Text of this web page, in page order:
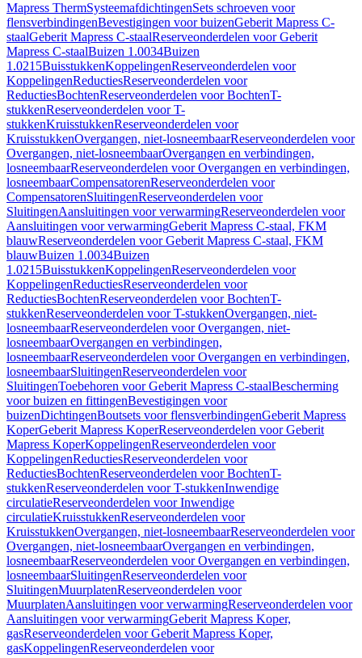
Mapress ThermSysteemafdichtingenSets schroeven voor
flensverbindingenBevestigingen voor buizenGeberit Mapress C-
staalGeberit Mapress C-staalReserveonderdelen voor Geberit
Mapress C-staalBuizen 1.0034Buizen
1.0215BuisstukkenKoppelingenReserveonderdelen voor
KoppelingenReductiesReserveonderdelen voor
ReductiesBochtenReserveonderdelen voor BochtenT-
stukkenReserveonderdelen voor T-
stukkenKruisstukkenReserveonderdelen voor
KruisstukkenOvergangen, niet-losneembaarReserveonderdelen voor
Overgangen, niet-losneembaarOvergangen en verbindingen,
losneembaarReserveonderdelen voor Overgangen en verbindingen,
losneembaarCompensatorenReserveonderdelen voor
CompensatorenSluitingenReserveonderdelen voor
SluitingenAansluitingen voor verwarmingReserveonderdelen voor
Aansluitingen voor verwarmingGeberit Mapress C-staal, FKM
blauwReserveonderdelen voor Geberit Mapress C-staal, FKM
blauwBuizen 1.0034Buizen
1.0215BuisstukkenKoppelingenReserveonderdelen voor
KoppelingenReductiesReserveonderdelen voor
ReductiesBochtenReserveonderdelen voor BochtenT-
stukkenReserveonderdelen voor T-stukkenOvergangen, niet-
losneembaarReserveonderdelen voor Overgangen, niet-
losneembaarOvergangen en verbindingen,
losneembaarReserveonderdelen voor Overgangen en verbindingen,
losneembaarSluitingenReserveonderdelen voor
SluitingenToebehoren voor Geberit Mapress C-staalBescherming
voor buizen en fittingenBevestigingen voor
buizenDichtingenBoutsets voor flensverbindingenGeberit Mapress
KoperGeberit Mapress KoperReserveonderdelen voor Geberit
Mapress KoperKoppelingenReserveonderdelen voor
KoppelingenReductiesReserveonderdelen voor
ReductiesBochtenReserveonderdelen voor BochtenT-
stukkenReserveonderdelen voor T-stukkenInwendige
circulatieReserveonderdelen voor Inwendige
circulatieKruisstukkenReserveonderdelen voor
KruisstukkenOvergangen, niet-losneembaarReserveonderdelen voor
Overgangen, niet-losneembaarOvergangen en verbindingen,
losneembaarReserveonderdelen voor Overgangen en verbindingen,
losneembaarSluitingenReserveonderdelen voor
SluitingenMuurplatenReserveonderdelen voor
MuurplatenAansluitingen voor verwarmingReserveonderdelen voor
Aansluitingen voor verwarmingGeberit Mapress Koper,
gasReserveonderdelen voor Geberit Mapress Koper,
gasKoppelingenReserveonderdelen voor